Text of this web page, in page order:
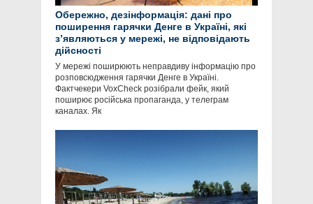
Обережно, дезінформація: дані про
поширення гарячки Денге в Україні, які
зʼявляються у мережі, не відповідають
дійсності
У мережі поширюють неправдиву інформацію про
розповсюдження гарячки Денге в Україні.
Фактчекери VoxCheck розібрали фейк, який
поширює російська пропаганда, у телеграм
каналах. Як